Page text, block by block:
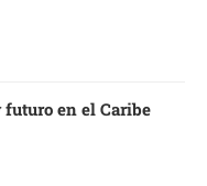
futuro en el Caribe